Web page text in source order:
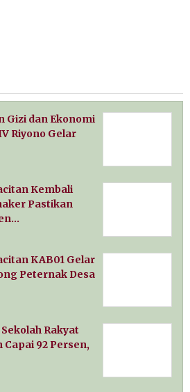
Gizi dan Ekonomi
Riyono Gelar
Kembali
Pastikan
KAB01 Gelar
Peternak Desa
Rakyat
92 Persen,